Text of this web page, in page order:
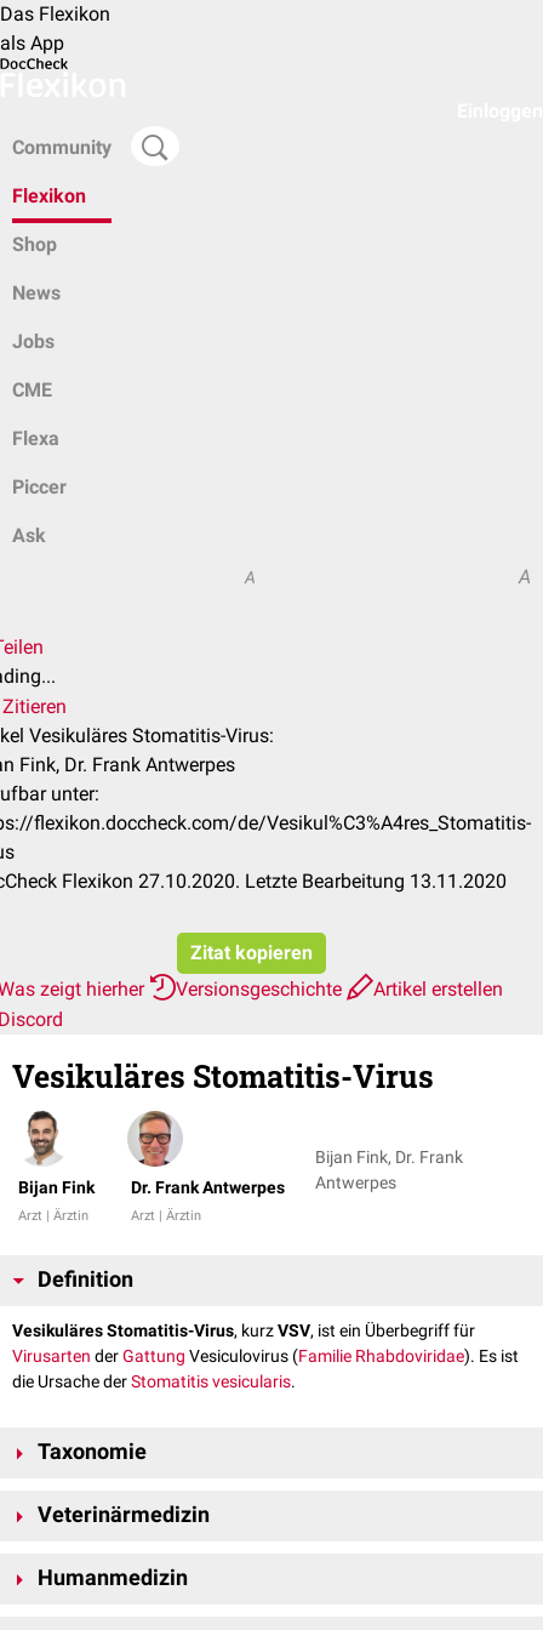
Das Flexikon
als App
Community
Flexikon
Shop
News
Jobs
CME
Flexa
Piccer
Ask
A A
Vesikuläres Stomatitis-Virus:
Fink, Dr. Frank Antwerpes
unter:
flexikon.doccheck.com/de/Vesikul%C3%A4res_Stomatitis-
Flexikon 27.10.2020. Letzte Bearbeitung 13.11.2020
Zitat kopieren
zeigt hierher
Versionsgeschichte
Artikel erstellen
Vesikuläres Stomatitis-Virus
Bijan Fink
Arzt | Ärztin
Dr. Frank Antwerpes
Arzt | Ärztin
Bijan Fink, Dr. Frank
Antwerpes
Definition
Vesikuläres Stomatitis-Virus, kurzVSV, ist ein Überbegriff für
Virusarten derGattung Vesiculovirus (Familie Rhabdoviridae). Es ist
die Ursache derStomatitis vesicularis.
Taxonomie
zusammengefasst:
Indiana-Vesiculovirus
Veterinärmedizin
einigen wild lebendenSäugetieren
Humanmedizin